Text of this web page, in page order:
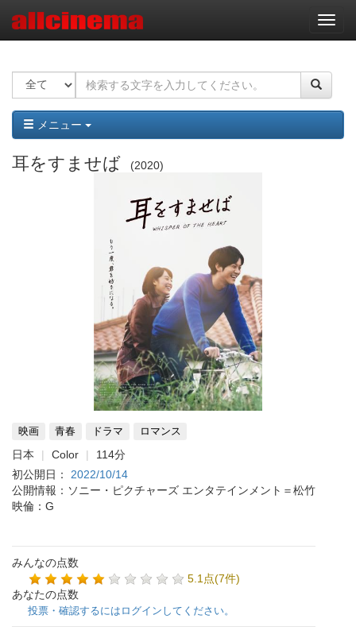
ナ
ビ
ー
ョ
ン
メニュー
耳をすませば 2020
映画 青春 ドラマ ロマンス
日本 Color
114分
初公開日： 2022/10/14
公開情報：ソニー・ピクチャーズ エンタテインメント＝松竹
映倫：G
みんなの点数
5.1点(7件)
あなたの点数
投票・確認するにはログインしてください。